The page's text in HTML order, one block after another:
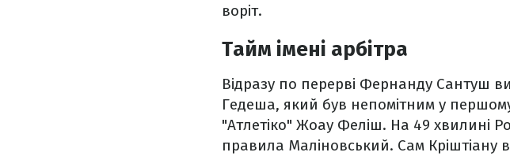
воріт.
Тайм імені арбітра
Відразу по перерві Фернанду Сантуш
Гедеша, який був непомітним у
"Атлетіко" Жоау Феліш. На 49 хвилині
правила Маліновський. Сам